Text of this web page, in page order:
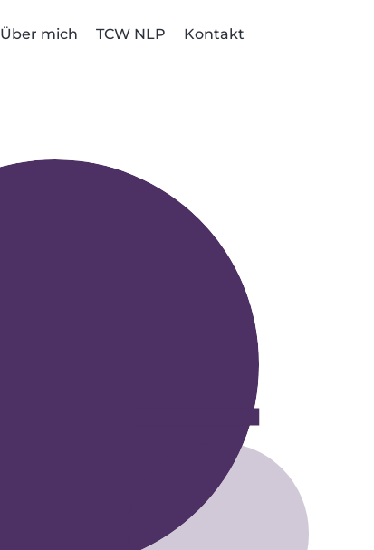
Über mich TCW NLP Kontakt